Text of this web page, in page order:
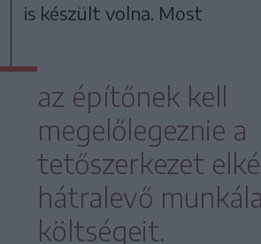
is készült volna. Most
az építőnek kell
megelőlegeznie a
tetőszerkezet
hátralevő
költségeit.